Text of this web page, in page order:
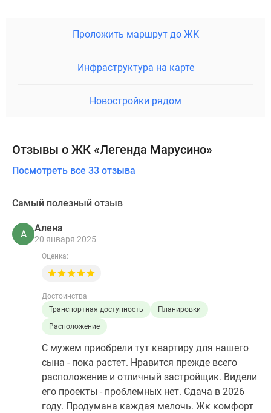
Проложить маршрут до ЖК
Инфраструктура на карте
Новостройки рядом
Отзывы о ЖК «Легенда Марусино»
Посмотреть все 33 отзыва
Самый полезный отзыв
А
Алена
20 января 2025
Оценка:
Достоинства
Транспортная доступность
Планировки
Расположение
С мужем приобрели тут квартиру для нашего
сына - пока растет. Нравится прежде всего
расположение и отличный застройщик. Видели
его проекты - проблемных нет. Сдача в 2026
году. Продумана каждая мелочь. Жк комфорт